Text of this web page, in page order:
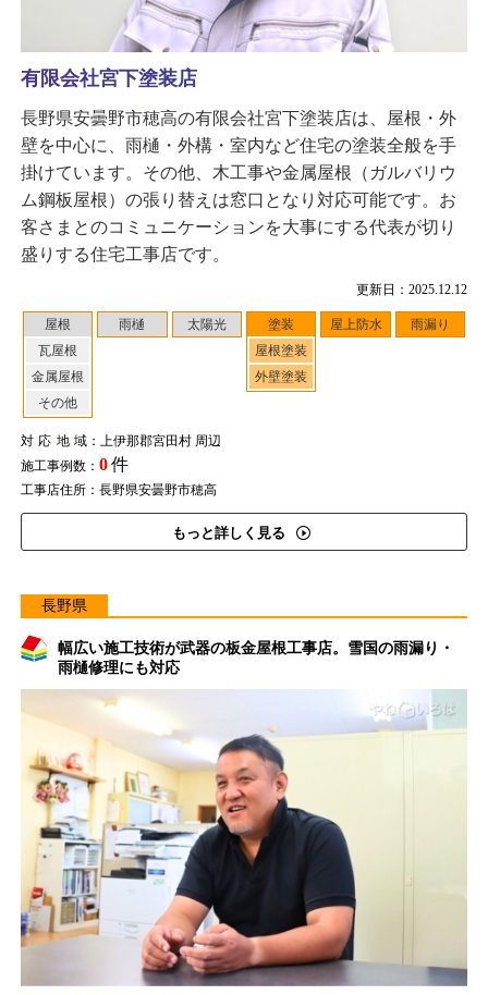
更新日：2025.12.12
屋根
瓦屋根
金属屋根
その他
雨樋 太陽光
塗装
屋根塗装
外壁塗装
屋上防水 雨漏り
対応地域：上伊那郡宮田村 周辺
施工事例数： 0件
工事店住所：長野県安曇野市穂高
もっと詳しく見る
有限会社宮下塗装店
長野県安曇野市穂高の有限会社宮下塗装店は、屋根・外
壁を中心に、雨樋・外構・室内など住宅の塗装全般を手
掛けています。その他、木工事や金属屋根（ガルバリウ
ム鋼板屋根）の張り替えは窓口となり対応可能です。お
客さまとのコミュニケーションを大事にする代表が切り
盛りする住宅工事店です。
長野県
幅広い施工技術が武器の板金屋根工事店。雪国の雨漏り・
雨樋修理にも対応